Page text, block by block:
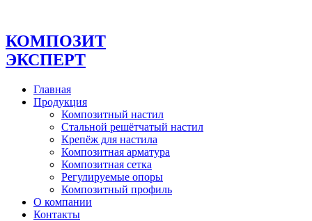
содержимому
КОМПОЗИТ
ЭКСПЕРТ
Главная
Продукция
Композитный настил
Стальной решётчатый настил
Крепёж для настила
Композитная арматура
Композитная сетка
Регулируемые опоры
Композитный профиль
О компании
Контакты